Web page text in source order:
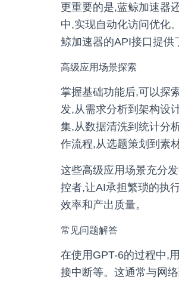
更重要的是,蓝鲸加速器
中,实现自动化访问优化
鲸加速器的API接口提供
高级应用场景探索
掌握基础功能后,可以探
发,从需求分析到架构设
集,从数据清洗到统计分
作流程,从选题策划到素
这些高级应用场景充分
控者,让AI承担繁琐的执
效率和产出质量。
常见问题解答
在使用GPT-6的过程中,
接中断等。这通常与网